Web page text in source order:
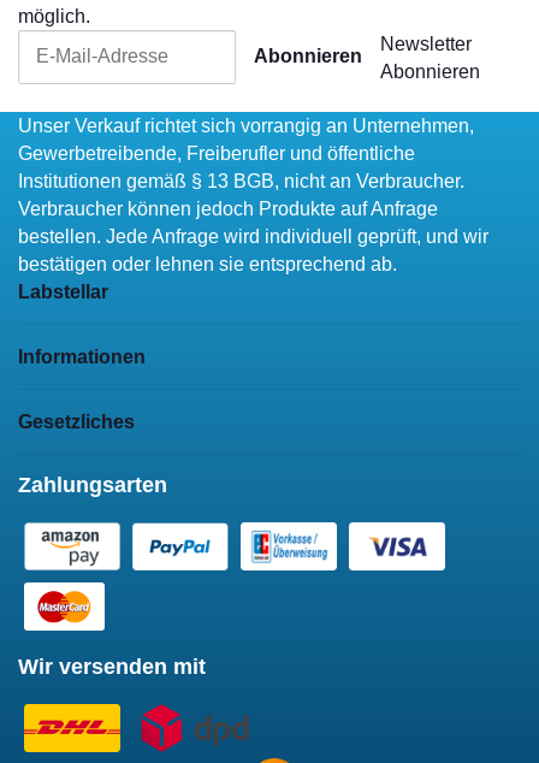
möglich.
Abonnieren
Newsletter
Abonnieren
Unser Verkauf richtet sich vorrangig an Unternehmen,
Gewerbetreibende, Freiberufler und öffentliche
Institutionen gemäß § 13 BGB, nicht an Verbraucher.
Verbraucher können jedoch Produkte auf Anfrage
bestellen. Jede Anfrage wird individuell geprüft, und wir
bestätigen oder lehnen sie entsprechend ab.
Labstellar
Informationen
Gesetzliches
Zahlungsarten
Wir versenden mit